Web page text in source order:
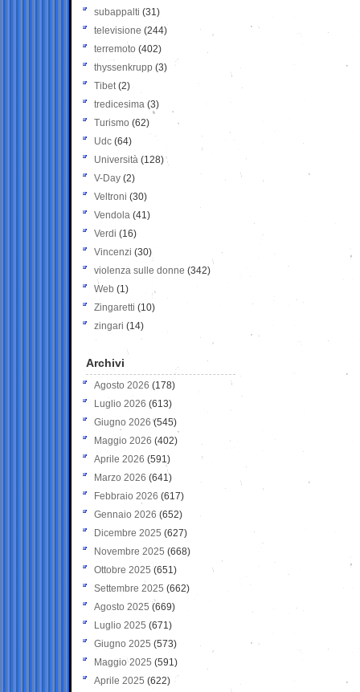
subappalti (31)
televisione(244)
terremoto (402)
thyssenkrupp (3)
Tibet(2)
tredicesima (3)
Turismo (62)
Udc (64)
Università (128)
V-Day (2)
Veltroni (30)
Vendola (41)
Verdi (16)
Vincenzi (30)
violenza sulle donne (342)
Web (1)
Zingaretti (10)
zingari (14)
Archivi
Agosto 2026 (178)
Luglio 2026 (613)
Giugno 2026 (545)
Maggio 2026 (402)
Aprile 2026 (591)
Marzo 2026 (641)
Febbraio 2026 (617)
Gennaio 2026 (652)
Dicembre 2025 (627)
Novembre 2025 (668)
Ottobre 2025 (651)
Settembre 2025 (662)
Agosto 2025 (669)
Luglio 2025 (671)
Giugno 2025 (573)
Maggio 2025 (591)
Aprile 2025 (622)